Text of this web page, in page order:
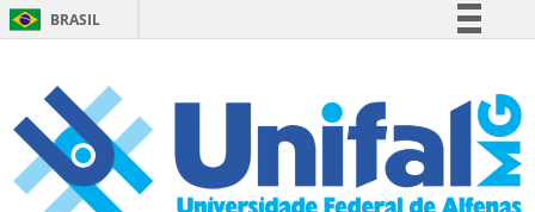
BRASIL
Participe
Acesso à informação
Legislação